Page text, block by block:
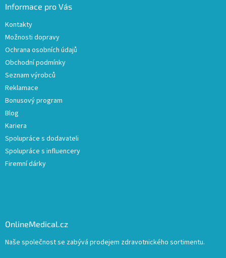
Informace pro Vás
Kontakty
Možnosti dopravy
Ochrana osobních údajů
Obchodní podmínky
Seznam výrobců
Reklamace
Bonusový program
Blog
Kariera
Spolupráce s dodavateli
Spolupráce s influencery
Firemní dárky
OnlineMedical.cz
Naše společnost se zabývá prodejem zdravotnického sortimentu.